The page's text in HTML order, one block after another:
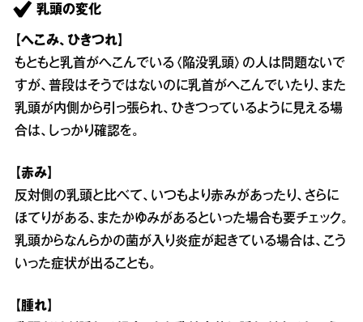
乳頭の変化
【へこみ、ひきつれ】
もともと乳首がへこんでいる〈陥没乳頭〉の人は問題ないで
すが、普段はそうではないのに乳首がへこんでいたり、また
乳頭が内側から引っ張られ、ひきつっているように見える場
合は、しっかり確認を。
【赤み】
反対側の乳頭と比べて、いつもより赤みがあったり、さらに
ほてりがある、またかゆみがあるといった場合も要チェック。
乳頭からなんらかの菌が入り炎症が起きている場合は、こう
いった症状が出ることも。
【腫れ】